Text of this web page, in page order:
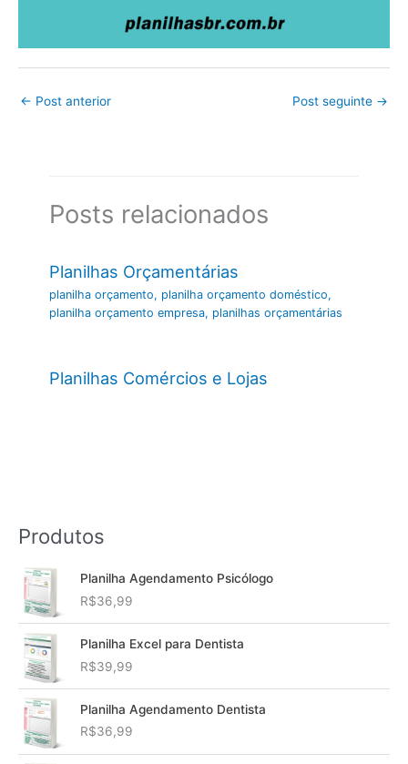
← Post anterior Post seguinte →
Posts relacionados
Planilhas Orçamentárias
planilha orçamento, planilha orçamento doméstico,
planilha orçamento empresa, planilhas orçamentárias
Planilhas Comércios e Lojas
Produtos
Planilha Agendamento Psicólogo
R$36,99
Planilha Excel para Dentista
R$39,99
Planilha Agendamento Dentista
R$36,99